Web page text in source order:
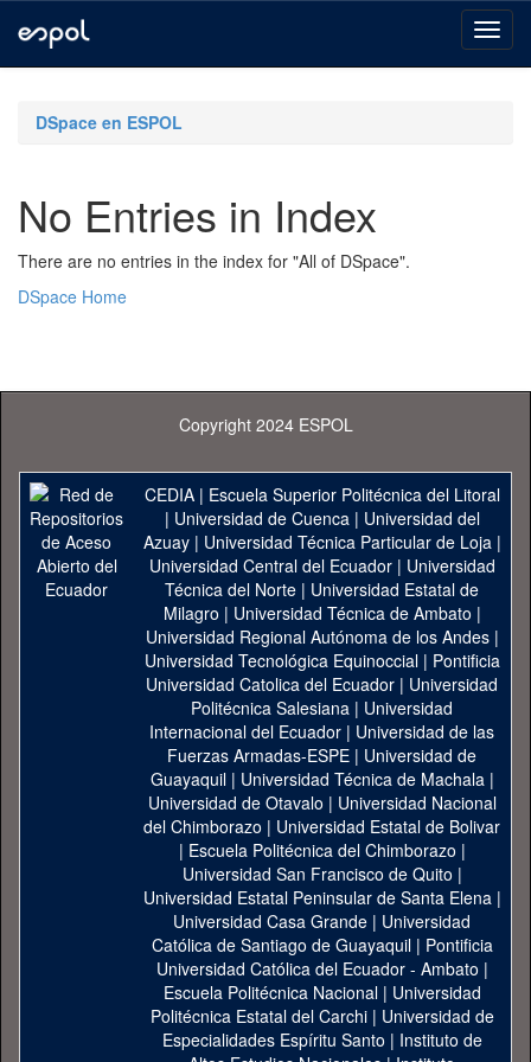
navigationDSpace en ESPOL
No Entries in Index
There are no entries in the index for "All of DSpace".
DSpace Home
Copyright 2024 ESPOL
CEDIA| Escuela Superior Politécnica del Litoral
| Universidad de Cuenca| Universidad del
Azuay| Universidad Técnica Particular de Loja|
Universidad Central del Ecuador| Universidad
Técnica del Norte | Universidad Estatal de
Milagro | Universidad Técnica de Ambato |
Universidad Regional Autónoma de los Andes|
Universidad Tecnológica Equinoccial| Pontificia
Universidad Catolica del Ecuador | Universidad
Politécnica Salesiana | Universidad
Internacional del Ecuador | Universidad de las
Fuerzas Armadas-ESPE | Universidad de
Guayaquil| Universidad Técnica de Machala|
Universidad de Otavalo | Universidad Nacional
del Chimborazo | Universidad Estatal de Bolivar
| Escuela Politécnica del Chimborazo |
Universidad San Francisco de Quito |
Universidad Estatal Peninsular de Santa Elena|
Universidad Casa Grande | Universidad
Católica de Santiago de Guayaquil| Pontificia
Universidad Católica del Ecuador - Ambato |
Escuela Politécnica Nacional| Universidad
Politécnica Estatal del Carchi| Universidad de
Especialidades Espíritu Santo | Instituto de